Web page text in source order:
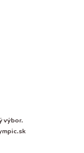
výbor.